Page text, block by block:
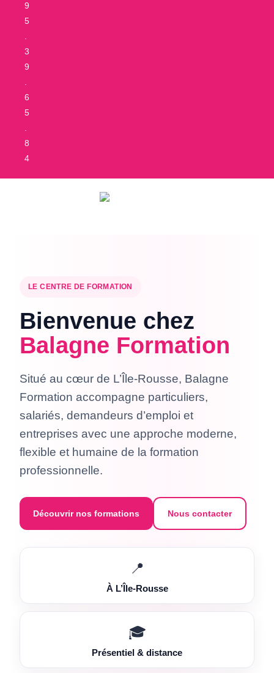
9
5
3
9
6
5
8
4
LE CENTRE DE FORMATION
Bienvenue chez
Balagne Formation
Situé au cœur de L’Île-Rousse, Balagne
Formation accompagne particuliers,
salariés, demandeurs d’emploi et
entreprises avec une approche moderne,
flexible et humaine de la formation
professionnelle.
Découvrir nos formations Nous contacter
📍
À L’Île-Rousse
🎓
Présentiel & distance